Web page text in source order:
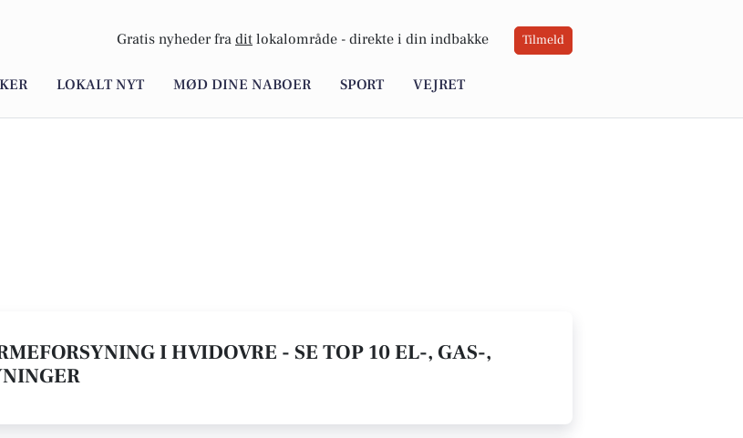
Gratis nyheder fra dit lokalområde - direkte i din indbakke Tilmeld
LOKALT NYT MØD DINE NABOER SPORT VEJRET
I HVIDOVRE - SE TOP 10 EL-, GAS-,